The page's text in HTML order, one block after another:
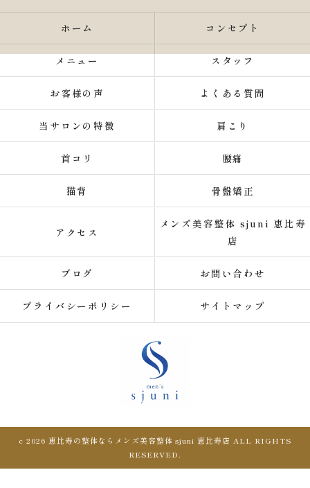
ホーム コンセプト
メニュー スタッフ
お客様の声 よくある質問
当サロンの特徴 肩こり
首コリ 腰痛
猫背 骨盤矯正
アクセス
メンズ美容整体 sjuni 恵比寿
店
ブログ お問い合わせ
プライバシーポリシー サイトマップ
c 2026 恵比寿の整体ならメンズ美容整体 sjuni 恵比寿店 ALL RIGHTS
RESERVED.